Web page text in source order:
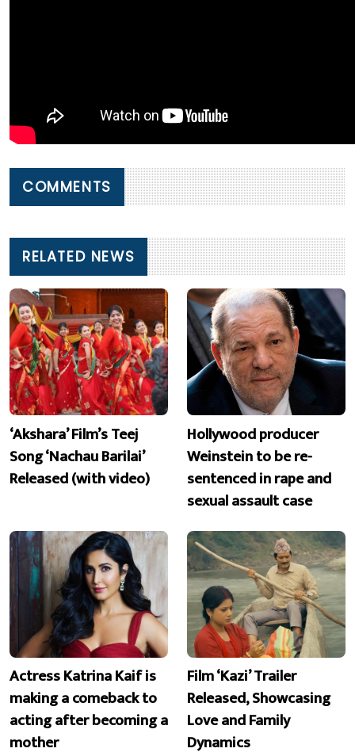
COMMENTS
RELATED NEWS
‘Akshara’ Film’s Teej
Song ‘Nachau Barilai’
Released (with video)
Hollywood producer
Weinstein to be re-
sentenced in rape and
sexual assault case
Actress Katrina Kaif is
making a comeback to
acting after becoming a
mother
Film ‘Kazi’ Trailer
Released, Showcasing
Love and Family
Dynamics